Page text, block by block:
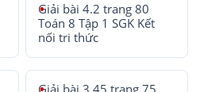
Giải bài 4.2 trang 80
Toán 8 Tập 1 SGK Kết
nối tri thức
Giải bài 3.45 trang 75